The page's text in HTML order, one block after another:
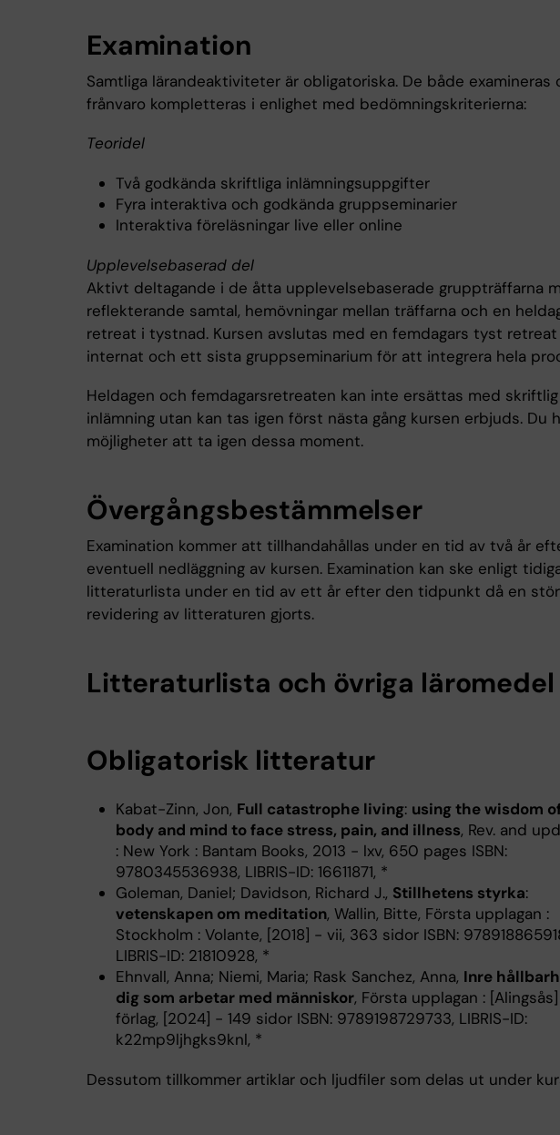
Examination
Samtliga lärandeaktiviteter är obligatoriska. De både examineras
frånvaro kompletteras i enlighet med bedömningskriterierna:
Teoridel
Två godkända skriftliga inlämningsuppgifter
Fyra interaktiva och godkända gruppseminarier
Interaktiva föreläsningar live eller online
Upplevelsebaserad del
Aktivt deltagande i de åtta upplevelsebaserade gruppträffarna
reflekterande samtal, hemövningar mellan träffarna och en
retreat i tystnad. Kursen avslutas med en femdagars tyst retreat
internat och ett sista gruppseminarium för att integrera hela
Heldagen och femdagarsretreaten kan inte ersättas med skriftlig
inlämning utan kan tas igen först nästa gång kursen erbjuds. Du
möjligheter att ta igen dessa moment.
Övergångsbestämmelser
Examination kommer att tillhandahållas under en tid av två år
eventuell nedläggning av kursen. Examination kan ske enligt
litteraturlista under en tid av ett år efter den tidpunkt då en
revidering av litteraturen gjorts.
Litteraturlista och övriga läromedel
Obligatorisk litteratur
Kabat-Zinn, Jon, Full catastrophe living: using the wisdom
body and mind to face stress, pain, and illness, Rev. and
: New York : Bantam Books, 2013 - lxv, 650 pages ISBN:
9780345536938, LIBRIS-ID: 16611871, *
Goleman, Daniel; Davidson, Richard J., Stillhetens styrka:
vetenskapen om meditation, Wallin, Bitte, Första upplagan :
Stockholm : Volante, [2018] - vii, 363 sidor ISBN:
LIBRIS-ID: 21810928, *
Ehnvall, Anna; Niemi, Maria; Rask Sanchez, Anna, Inre
dig som arbetar med människor, Första upplagan :
förlag, [2024] - 149 sidor ISBN: 9789198729733, LIBRIS-ID:
k22mp9ljhgks9knl, *
Dessutom tillkommer artiklar och ljudfiler som delas ut under